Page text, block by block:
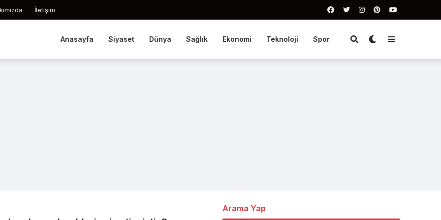
İletişim
Anasayfa Siyaset Dünya Sağlık Ekonomi Teknoloji Spor
Arama Yap